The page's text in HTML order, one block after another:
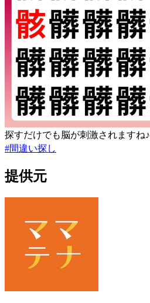
探すだけでも脳が刺激されますね♪
#間違い探し
提供元